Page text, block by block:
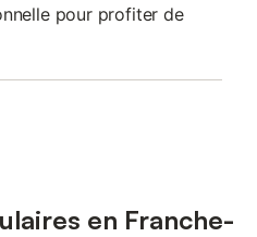
pour profiter de
en Franche-